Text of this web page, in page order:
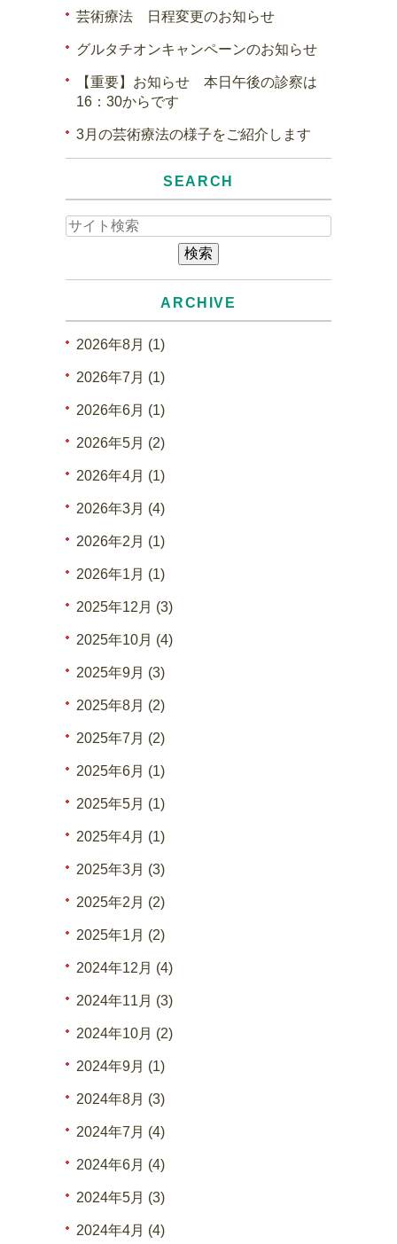
芸術療法 日程変更のお知らせ
グルタチオンキャンペーンのお知らせ
【重要】お知らせ 本日午後の診察は
16：30からです
3月の芸術療法の様子をご紹介します
SEARCH
ARCHIVE
2026年8月 (1)
2026年7月 (1)
2026年6月 (1)
2026年5月 (2)
2026年4月 (1)
2026年3月 (4)
2026年2月 (1)
2026年1月 (1)
2025年12月 (3)
2025年10月 (4)
2025年9月 (3)
2025年8月 (2)
2025年7月 (2)
2025年6月 (1)
2025年5月 (1)
2025年4月 (1)
2025年3月 (3)
2025年2月 (2)
2025年1月 (2)
2024年12月 (4)
2024年11月 (3)
2024年10月 (2)
2024年9月 (1)
2024年8月 (3)
2024年7月 (4)
2024年6月 (4)
2024年5月 (3)
2024年4月 (4)